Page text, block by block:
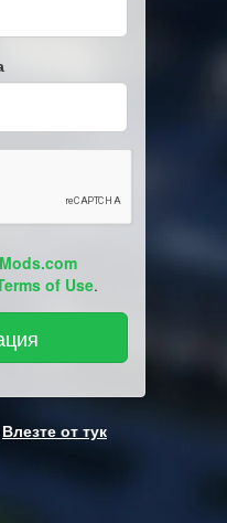
of Use.
Влезте от тук